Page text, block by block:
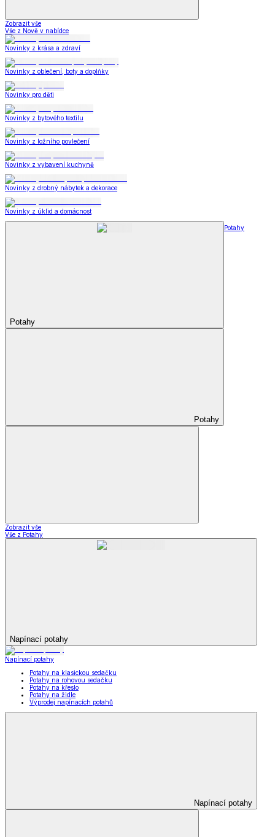
Zobrazit vše
Vše z Nově v nabídce
Novinky z krása a zdraví
Novinky z oblečení, boty a doplňky
Novinky pro děti
Novinky z bytového textilu
Novinky z ložního povlečení
Novinky z vybavení kuchyně
Novinky z drobný nábytek a dekorace
Novinky z úklid a domácnost
Potahy
Potahy
Potahy
Zobrazit vše
Vše z Potahy
Napínací potahy
Napínací potahy
Potahy na klasickou sedačku
Potahy na rohovou sedačku
Potahy na křeslo
Potahy na židle
Výprodej napínacích potahů
Napínací potahy